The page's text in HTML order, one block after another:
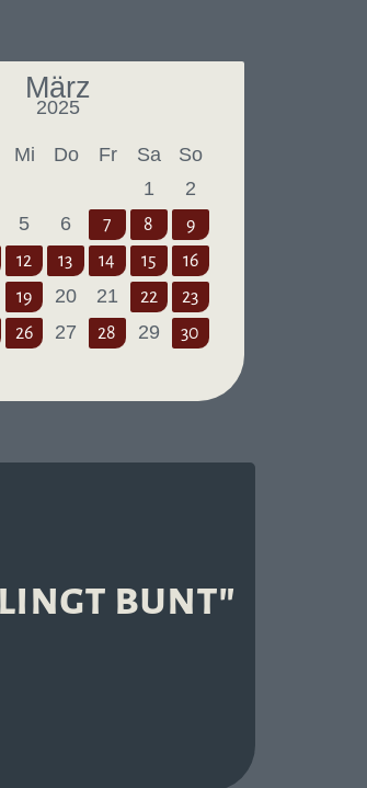
März
2025
Mi Do Fr Sa
So
1
2
5 6 7 8 9
12 13 14 15
16
19 20 21 22 23
26 27 28 29 30
bunt"